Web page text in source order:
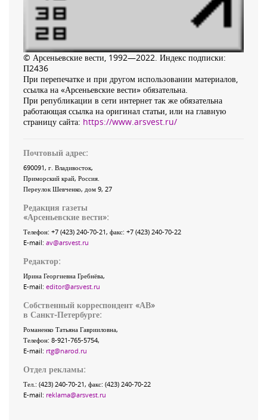
© Арсеньевские вести, 1992—2022. Индекс подписки:
П2436
При перепечатке и при другом использовании материалов,
ссылка на «Арсеньевские вести» обязательна.
При републикации в сети интернет так же обязательна
работающая ссылка на оригинал статьи, или на главную
страницу сайта: https://www.arsvest.ru/
Почтовый адрес:
690091, г. Владивосток,
Приморский край, Россия
Переулок Шевченко, дом 9, 27
Редакция газеты
«Арсеньевские вести»:
Телефон: +7 (423) 240-70-21, факс: +7 (423) 240-70-22
E-mail: av@arsvest.ru
Редактор:
Ирина Георгиевна Гребнёва,
E-mail: editor@arsvest.ru
Собственный корреспондент «АВ»
в Санкт-Петербурге:
Романенко Татьяна Гаврииловна,
Телефон: 8-921-765-5754,
E-mail: rtg@narod.ru
Отдел рекламы:
Тел.: (423) 240-70-21, факс: (423) 240-70-22
E-mail: reklama@arsvest.ru